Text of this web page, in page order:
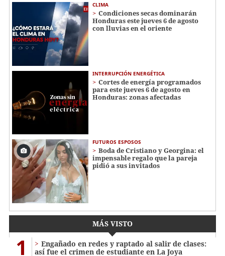
CLIMA
Condiciones secas dominarán
Honduras este jueves 6 de agosto
con lluvias en el oriente
INTERRUPCIÓN ENERGÉTICA
Cortes de energía programados
para este jueves 6 de agosto en
Honduras: zonas afectadas
FUTUROS ESPOSOS
Boda de Cristiano y Georgina: el
impensable regalo que la pareja
pidió a sus invitados
MÁS VISTO
1
Engañado en redes y raptado al salir de clases:
así fue el crimen de estudiante en La Joya